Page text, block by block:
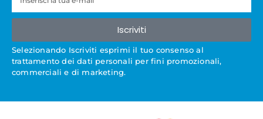
Iscriviti
Selezionando Iscriviti esprimi il tuo consenso al
trattamento dei dati personali per fini promozionali,
commerciali e di marketing.